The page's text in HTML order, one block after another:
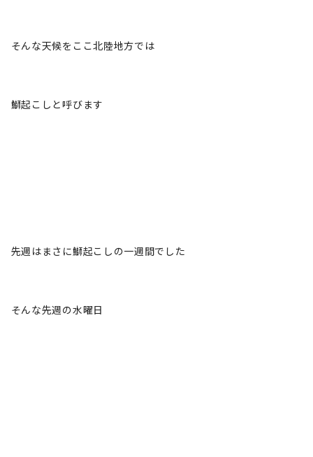
そんな天候をここ北陸地方では
鰤起こしと呼びます
先週はまさに鰤起こしの一週間でした
そんな先週の水曜日